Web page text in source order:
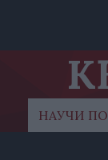
НАУЧИ